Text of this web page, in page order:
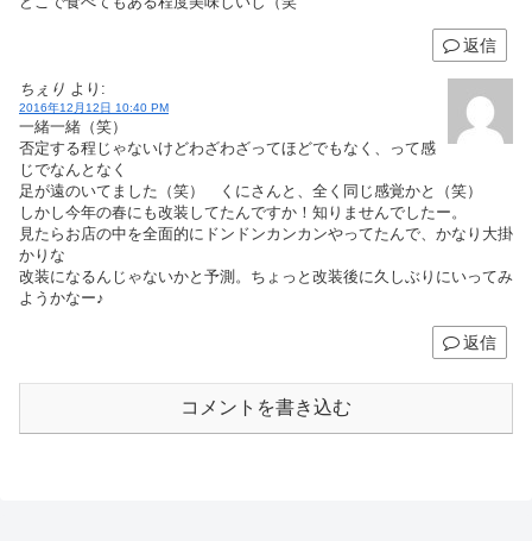
返信
ちぇり より:
2016年12月12日 10:40 PM
一緒一緒（笑）
否定する程じゃないけどわざわざってほどでもなく、って感
じでなんとなく
足が遠のいてました（笑） くにさんと、全く同じ感覚かと（笑）
しかし今年の春にも改装してたんですか！知りませんでしたー。
見たらお店の中を全面的にドンドンカンカンやってたんで、かなり大掛
かりな
改装になるんじゃないかと予測。ちょっと改装後に久しぶりにいってみ
ようかなー♪
返信
コメントを書き込む